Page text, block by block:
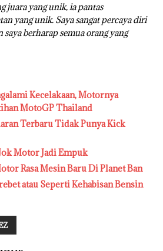
juara yang unik, ia pantas
yang unik. Saya sangat percaya diri
berharap semua orang yang
Kecelakaan, Motornya
MotoGP Thailand
Terbaru Tidak Punya Kick
Motor Jadi Empuk
Rasa Mesin Baru Di Planet Ban
atau Seperti Kehabisan Bensin